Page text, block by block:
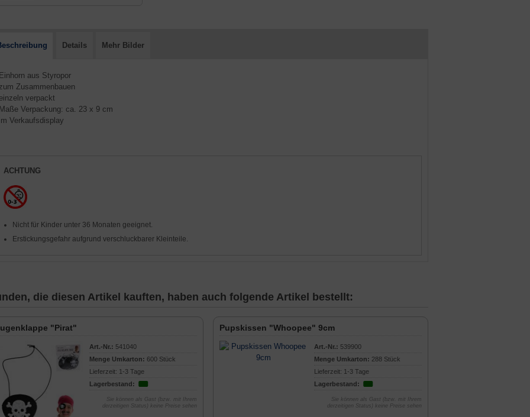
Details Mehr Bilder
aus Styropor
Zusammenbauen
verpackt
Verpackung: ca. 23 x 9 cm
Verkaufsdisplay
ACHTUNG
Nicht für Kinder unter 36 Monaten geeignet.
Erstickungsgefahr aufgrund verschluckbarer Kleinteile.
die diesen Artikel kauften, haben auch folgende Artikel bestellt:
"Pirat"
Art.-Nr.: 541040
Menge Umkarton: 600 Stück
Lieferzeit: 1-3 Tage
Lagerbestand:
Sie können als Gast (bzw. mit Ihrem
derzeitigen Status) keine Preise sehen
Pupskissen "Whoopee" 9cm
Art.-Nr.: 539900
Menge Umkarton: 288 Stück
Lieferzeit: 1-3 Tage
Lagerbestand:
Sie können als Gast (bzw. mit Ihrem
derzeitigen Status) keine Preise sehen